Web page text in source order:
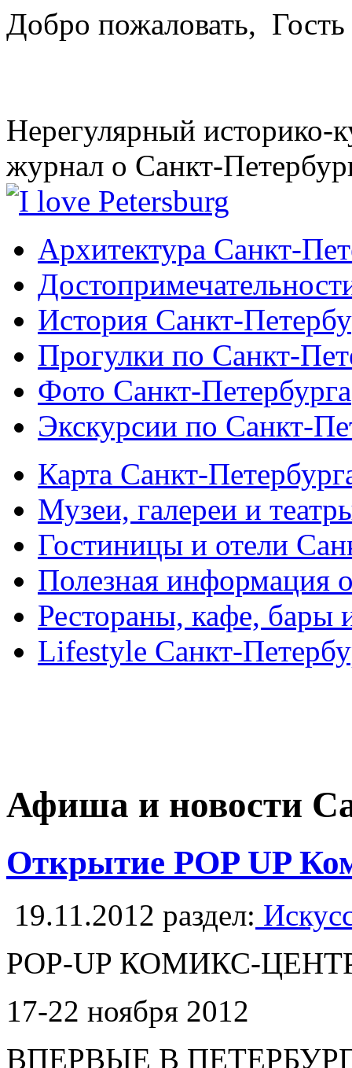
Добро пожаловать, Гость
Нерегулярный историко-
журнал о Санкт-
Архитектура Санкт-
История Санкт-
Прогулки по Санкт-
Фото Санкт-Петербурга
Экскурсии по Санкт-
Карта Санкт-
Музеи, галереи и
Гостиницы и отели
Полезная информация
Рестораны, кафе, бары
Lifestyle Санкт-
Афиша и новости
Открытие POP UP
19.11.2012 раздел:
POP-UP КОМИКС-
17-22 ноября 2012
ВПЕРВЫЕ В